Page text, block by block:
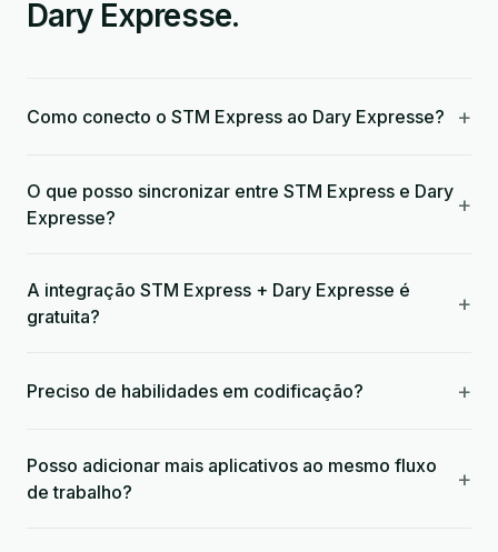
Dary Expresse.
Como conecto o STM Express ao Dary Expresse? +
O que posso sincronizar entre STM Express e Dary
Expresse?
+
A integração STM Express + Dary Expresse é
gratuita?
+
Preciso de habilidades em codificação? +
Posso adicionar mais aplicativos ao mesmo fluxo
de trabalho?
+